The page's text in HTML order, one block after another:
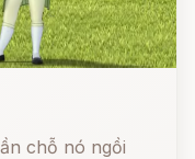
chỗ nó ngồi